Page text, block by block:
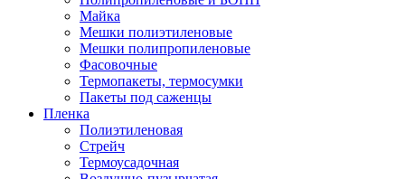
Майка
Мешки полиэтиленовые
Мешки полипропиленовые
Фасовочные
Термопакеты, термосумки
Пакеты под саженцы
Пленка
Полиэтиленовая
Стрейч
Термоусадочная